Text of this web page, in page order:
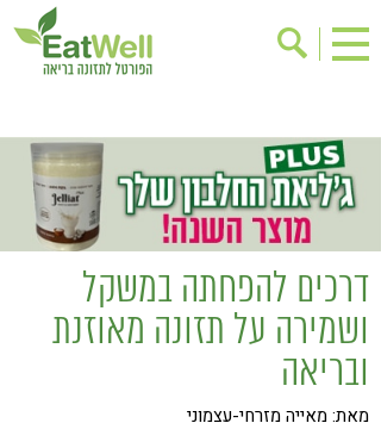
בישול בריא
אינדקס עסקים
ריפוי ומניעת מחלות
בריאות האישה
תוספי תזונה
מתכוני בריאות
אירועים
שינוי תזונתי
גישות בתזונה
דיאטה
ניקוי רעלים
ילדים
דרכים להפחתה במשקל
ושמירה על תזונה מאוזנת
ובריאה
מאת: מאייה מזרחי-עצמוני